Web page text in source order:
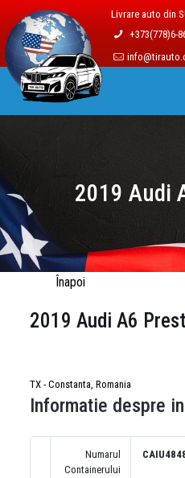
Livrare auto din
+373(778)6-
2019 Audi
Înapoi
2019 Audi A6
TX - Constanta, Romania
Informatie despre
Numarul
Containerului